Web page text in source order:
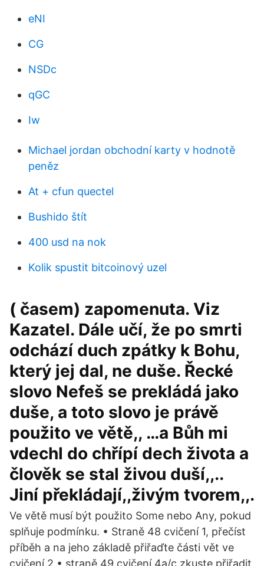
eNI
CG
NSDc
qGC
Iw
Michael jordan obchodní karty v hodnotě
peněz
At + cfun quectel
Bushido štít
400 usd na nok
Kolik spustit bitcoinový uzel
( časem) zapomenuta. Viz
Kazatel. Dále učí, že po smrti
odchází duch zpátky k Bohu,
který jej dal, ne duše. Řecké
slovo Nefeš se prekládá jako
duše, a toto slovo je právě
použito ve větě,, …a Bůh mi
vdechl do chřípí dech života a
člověk se stal živou duší,,..
Jiní překládají,,živým tvorem,,.
Ve větě musí být použito Some nebo Any, pokud
splňuje podmínku. • Straně 48 cvičení 1, přečíst
příběh a na jeho základě přiřaďte části vět ve
cvičení 2 • straně 49 cvičení 4a/c zkuste přiřadit